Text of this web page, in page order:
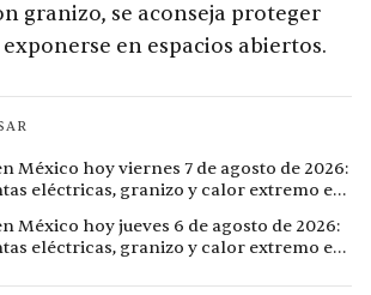
granizo, se aconseja proteger
en espacios abiertos.
México hoy viernes 7 de agosto de 2026:
eléctricas, granizo y calor extremo en
México hoy jueves 6 de agosto de 2026:
eléctricas, granizo y calor extremo en